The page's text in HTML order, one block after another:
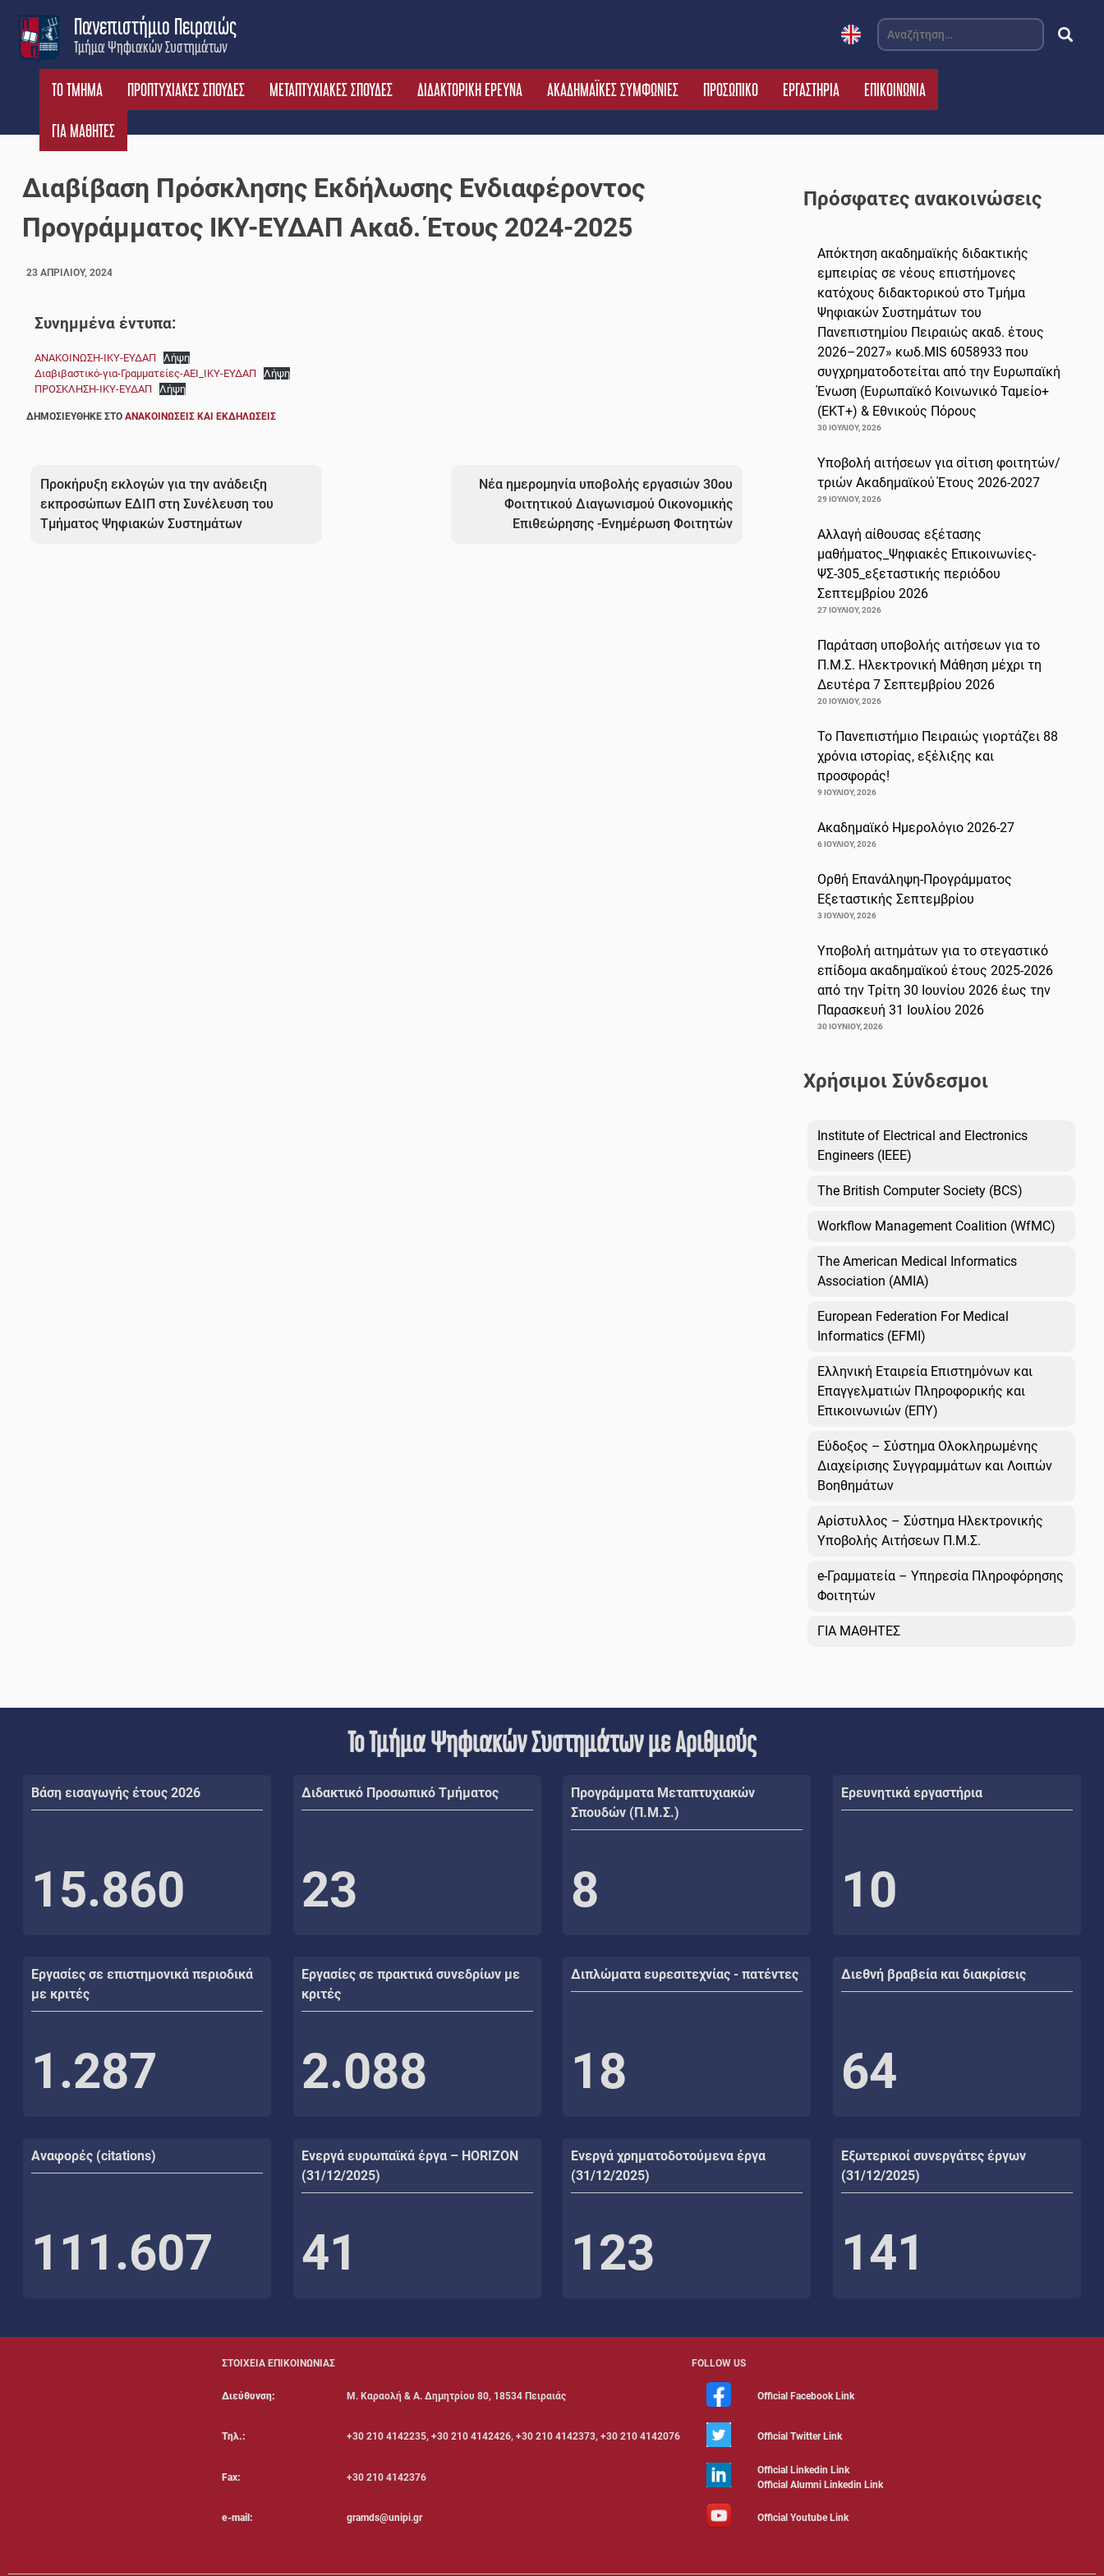
content
Τμήμα Ψηφιακών Συστημάτων
Πανεπιστήμιο Πειραιώς
Αναζήτηση
για:
ΤΟ ΤΜΗΜΑ ΠΡΟΠΤΥΧΙΑΚΕΣ ΣΠΟΥΔΕΣ ΜΕΤΑΠΤΥΧΙΑΚΕΣ ΣΠΟΥΔΕΣ ΔΙΔΑΚΤΟΡΙΚΗ ΕΡΕΥΝΑ ΑΚΑΔΗΜΑΪΚΕΣ ΣΥΜΦΩΝΙΕΣ ΠΡΟΣΩΠΙΚΟ ΕΡΓΑΣΤΗΡΙΑ ΕΠΙΚΟΙΝΩΝΙΑ
ΓΙΑ ΜΑΘΗΤΕΣ
Διαβίβαση Πρόσκλησης Εκδήλωσης Ενδιαφέροντος
Προγράμματος ΙΚΥ-ΕΥΔΑΠ Ακαδ. Έτους 2024-2025
23 ΑΠΡΙΛΊΟΥ, 2024
Συνημμένα έντυπα:
ΑΝΑΚΟΙΝΩΣΗ-ΙΚΥ-ΕΥΔΑΠ
Λήψη
Διαβιβαστικό-για-Γραμματείες-ΑΕΙ_ΙΚΥ-ΕΥΔΑΠ
Λήψη
ΠΡΟΣΚΛΗΣΗ-ΙΚΥ-ΕΥΔΑΠ
Λήψη
ΔΗΜΟΣΙΕΎΘΗΚΕ ΣΤΟ ΑΝΑΚΟΙΝΏΣΕΙΣ ΚΑΙ ΕΚΔΗΛΏΣΕΙΣ
άρθρων
Προκήρυξη εκλογών για την ανάδειξη
εκπροσώπων ΕΔΙΠ στη Συνέλευση του
Τμήματος Ψηφιακών Συστημάτων
Νέα ημερομηνία υποβολής εργασιών 30ου
Φοιτητικού Διαγωνισμού Οικονομικής
Επιθεώρησης -Ενημέρωση Φοιτητών
Πρόσφατες ανακοινώσεις
Απόκτηση ακαδημαϊκής διδακτικής
εμπειρίας σε νέους επιστήμονες
κατόχους διδακτορικού στο Τμήμα
Ψηφιακών Συστημάτων του
Πανεπιστημίου Πειραιώς ακαδ. έτους
2026–2027» κωδ.MIS 6058933 που
συγχρηματοδοτείται από την Ευρωπαϊκή
Ένωση (Ευρωπαϊκό Κοινωνικό Ταμείο+
(ΕΚΤ+) & Εθνικούς Πόρους
30 ΙΟΥΛΊΟΥ, 2026
Υποβολή αιτήσεων για σίτιση φοιτητών/
τριών Ακαδημαϊκού Έτους 2026-2027
29 ΙΟΥΛΊΟΥ, 2026
Αλλαγή αίθουσας εξέτασης
μαθήματος_Ψηφιακές Επικοινωνίες-
ΨΣ-305_εξεταστικής περιόδου
Σεπτεμβρίου 2026
27 ΙΟΥΛΊΟΥ, 2026
Παράταση υποβολής αιτήσεων για το
Π.Μ.Σ. Ηλεκτρονική Μάθηση μέχρι τη
Δευτέρα 7 Σεπτεμβρίου 2026
20 ΙΟΥΛΊΟΥ, 2026
Το Πανεπιστήμιο Πειραιώς γιορτάζει 88
χρόνια ιστορίας, εξέλιξης και
προσφοράς!
9 ΙΟΥΛΊΟΥ, 2026
Ακαδημαϊκό Ημερολόγιο 2026-27
6 ΙΟΥΛΊΟΥ, 2026
Ορθή Επανάληψη-Προγράμματος
Εξεταστικής Σεπτεμβρίου
3 ΙΟΥΛΊΟΥ, 2026
Υποβολή αιτημάτων για το στεγαστικό
επίδομα ακαδημαϊκού έτους 2025-2026
από την Τρίτη 30 Ιουνίου 2026 έως την
Παρασκευή 31 Ιουλίου 2026
30 ΙΟΥΝΊΟΥ, 2026
Χρήσιμοι Σύνδεσμοι
Institute of Electrical and Electronics
Engineers (IEEE)
The British Computer Society (BCS)
Workflow Management Coalition (WfMC)
The American Medical Informatics
Association (AMIA)
European Federation For Medical
Informatics (EFMI)
Ελληνική Εταιρεία Επιστημόνων και
Επαγγελματιών Πληροφορικής και
Επικοινωνιών (ΕΠΥ)
Εύδοξος – Σύστημα Ολοκληρωμένης
Διαχείρισης Συγγραμμάτων και Λοιπών
Βοηθημάτων
Αρίστυλλος – Σύστημα Ηλεκτρονικής
Υποβολής Αιτήσεων Π.Μ.Σ.
e-Γραμματεία – Υπηρεσία Πληροφόρησης
Φοιτητών
ΓΙΑ ΜΑΘΗΤΕΣ
Το Τμήμα Ψηφιακών Συστημάτων με Αριθμούς
Βάση εισαγωγής έτους 2026
15.860
Διδακτικό Προσωπικό Τμήματος
23
Προγράμματα Μεταπτυχιακών
Σπουδών (Π.Μ.Σ.)
8
Ερευνητικά εργαστήρια
10
Εργασίες σε επιστημονικά περιοδικά
με κριτές
1.287
Εργασίες σε πρακτικά συνεδρίων με
κριτές
2.088
Διπλώματα ευρεσιτεχνίας - πατέντες
18
Διεθνή βραβεία και διακρίσεις
64
Αναφορές (citations)
111.607
Ενεργά ευρωπαϊκά έργα – HORIZON
(31/12/2025)
41
Ενεργά χρηματοδοτούμενα έργα
(31/12/2025)
123
Εξωτερικοί συνεργάτες έργων
(31/12/2025)
141
ΣΤΟΙΧΕΙΑ ΕΠΙΚΟΙΝΩΝΙΑΣ FOLLOW US
Διεύθυνση: Μ. Καραολή & Α. Δημητρίου 80, 18534 Πειραιάς Official Facebook Link
Τηλ.: +30 210 4142235, +30 210 4142426, +30 210 4142373, +30 210 4142076 Official Twitter Link
Fax: +30 210 4142376
Official Linkedin Link
Official Alumni Linkedin Link
e-mail: gramds@unipi.gr Official Youtube Link